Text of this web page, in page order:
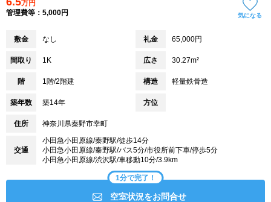
万円
管理費等：5,000円
気になる
敷金 なし 礼金 65,000円
間取り 1K 広さ 30.27m²
階 1階/2階建 構造 軽量鉄骨造
築年数 築14年 方位
住所 神奈川県秦野市幸町
交通
小田急小田原線/秦野駅/徒歩14分
小田急小田原線/秦野駅/バス5分/市役所前下車/停歩5分
小田急小田原線/渋沢駅/車移動10分/3.9km
1分で完了！
空室状況をお問合せ